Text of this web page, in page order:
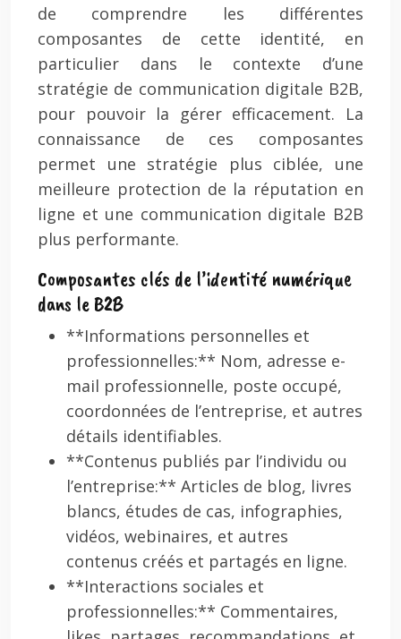
de comprendre les différentes
composantes de cette identité, en
particulier dans le contexte d’une
stratégie de communication digitale B2B,
pour pouvoir la gérer efficacement. La
connaissance de ces composantes
permet une stratégie plus ciblée, une
meilleure protection de la réputation en
ligne et une communication digitale B2B
plus performante.
Composantes clés de l’identité numérique
dans le B2B
**Informations personnelles et
professionnelles:** Nom, adresse e-
mail professionnelle, poste occupé,
coordonnées de l’entreprise, et autres
détails identifiables.
**Contenus publiés par l’individu ou
l’entreprise:** Articles de blog, livres
blancs, études de cas, infographies,
vidéos, webinaires, et autres
contenus créés et partagés en ligne.
**Interactions sociales et
professionnelles:** Commentaires,